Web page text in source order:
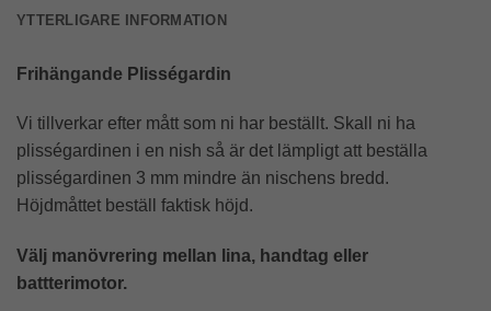
YTTERLIGARE INFORMATION
Frihängande Plisségardin
Vi tillverkar efter mått som ni har beställt. Skall ni ha
plisségardinen i en nish så är det lämpligt att beställa
plisségardinen 3 mm mindre än nischens bredd.
Höjdmåttet beställ faktisk höjd.
Välj manövrering mellan lina, handtag eller
battterimotor.